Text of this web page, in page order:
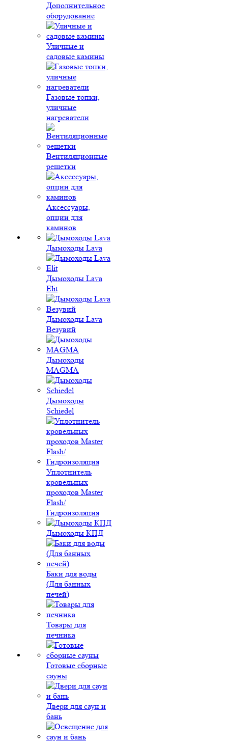
Дополнительное
оборудование
Уличные и
садовые камины
Газовые топки,
уличные
нагреватели
Вентиляционные
решетки
Аксессуары,
опции для
каминов
Дымоходы Lava
Дымоходы Lava
Elit
Дымоходы Lava
Везувий
Дымоходы
MAGMA
Дымоходы
Schiedel
Уплотнитель
кровельных
проходов Master
Flash/
Гидроизоляция
Дымоходы КПД
Баки для воды
(Для банных
печей)
Товары для
печника
Готовые сборные
сауны
Двери для саун и
бань